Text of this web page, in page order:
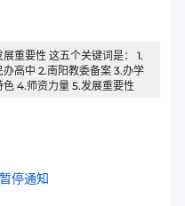
展重要性 这五个关键词是： 1.
办高中 2.南阳教委备案 3.办学
色 4.师资力量 5.发展重要性
停通知